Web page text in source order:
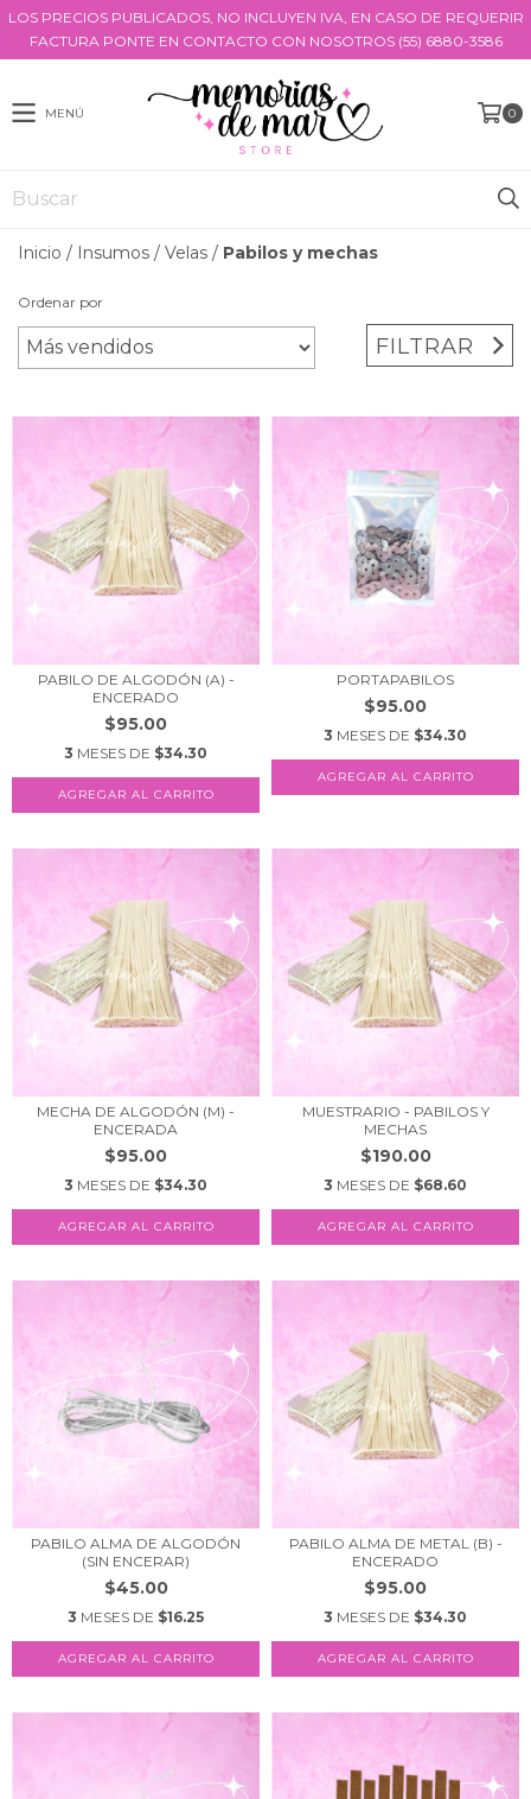
LOS PRECIOS PUBLICADOS, NO INCLUYEN IVA, EN CASO DE REQUERIR
FACTURA PONTE EN CONTACTO CON NOSOTROS (55) 6880-3586
MENÚ 0
Inicio / Insumos / Velas / Pabilos y mechas
Ordenar por
FILTRAR
PABILO DE ALGODÓN (A) -
ENCERADO
$95.00
3 MESES DE $34.30
AGREGAR AL CARRITO
PORTAPABILOS
$95.00
3 MESES DE $34.30
MECHA DE ALGODÓN (M) -
ENCERADA
$95.00
3 MESES DE $34.30
AGREGAR AL CARRITO
MUESTRARIO - PABILOS Y
MECHAS
$190.00
3 MESES DE $68.60
PABILO ALMA DE ALGODÓN
(SIN ENCERAR)
$45.00
3 MESES DE $16.25
AGREGAR AL CARRITO
PABILO ALMA DE METAL (B) -
ENCERADO
$95.00
3 MESES DE $34.30
AGREGAR AL CARRITO